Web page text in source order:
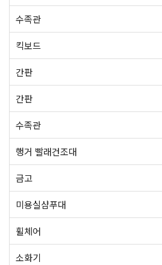
수족관
킥보드
간판
간판
수족관
행거 빨래건조대
금고
미용실샴푸대
휠체어
소화기